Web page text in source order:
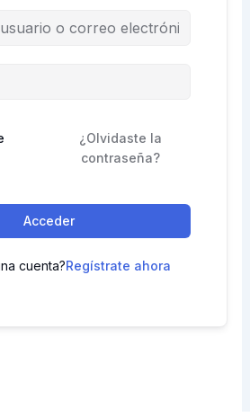
¿Olvidaste la
contraseña?
Acceder
cuenta?Regístrate ahora